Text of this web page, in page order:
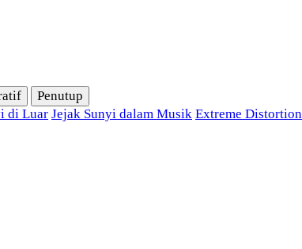
Penutup
di Luar Jejak Sunyi dalam Musik Extreme Distortion